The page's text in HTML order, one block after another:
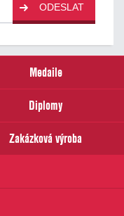
ODESLAT
Medaile
Diplomy
Zakázková výroba